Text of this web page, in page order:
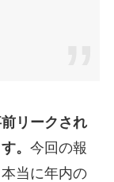
リークされ
。 今回の報
当に年内の